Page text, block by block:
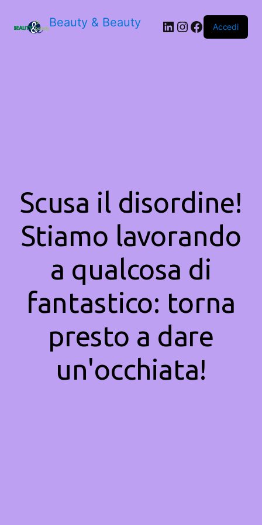
Beauty & Beauty LinkedIn
Instagram
Facebook
Accedi
Scusa il disordine!
Stiamo lavorando
a qualcosa di
fantastico: torna
presto a dare
un'occhiata!